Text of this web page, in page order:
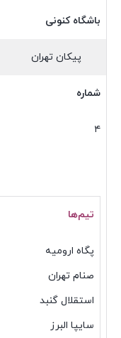
باشگاه کنونی
پیکان تهران
شماره
۴
تیم‌ها
پگاه ارومیه
صنام تهران
استقلال گنبد
سایپا البرز